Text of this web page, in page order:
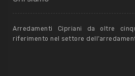
Arredamenti Cipriani da oltre
riferimento nel settore